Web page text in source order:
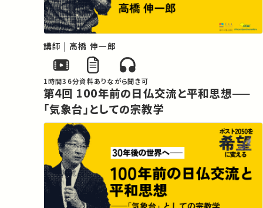
講師 | 高橋 伸一郎
1時間36分資料ありながら聞き可
第4回 100年前の日仏交流と平和思想——
「気象台」としての宗教学